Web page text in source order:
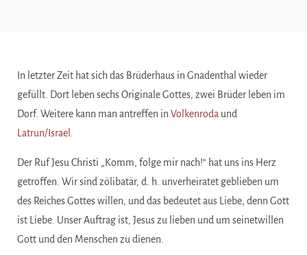
In letzter Zeit hat sich das Brüderhaus in Gnadenthal wieder
gefüllt. Dort leben sechs Originale Gottes, zwei Brüder leben im
Dorf. Weitere kann man antreffen in Volkenroda und
Latrun/Israel
Der Ruf Jesu Christi „Komm, folge mir nach!“ hat uns ins Herz
getroffen. Wir sind zölibatär, d. h. unverheiratet geblieben um
des Reiches Gottes willen, und das bedeutet aus Liebe, denn Gott
ist Liebe. Unser Auftrag ist, Jesus zu lieben und um seinetwillen
Gott und den Menschen zu dienen.